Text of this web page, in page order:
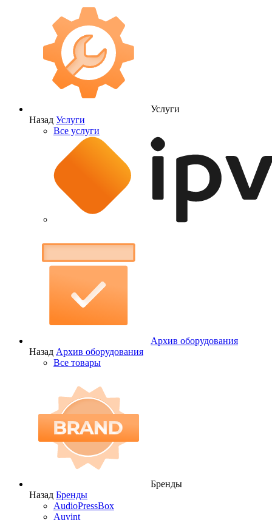
Услуги
Назад Услуги
Все услуги
Архив оборудования
Назад Архив оборудования
Все товары
Бренды
Назад Бренды
AudioPressBox
Auvint